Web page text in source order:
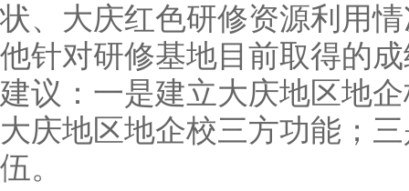
状、大庆红色研修资源利用
他针对研修基地目前取得的
建议：一是建立大庆地区地
大庆地区地企校三方功能；
伍。